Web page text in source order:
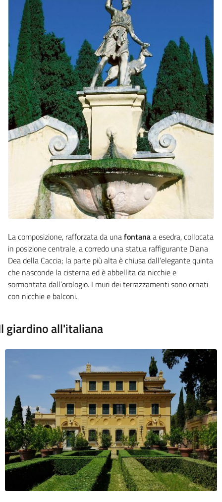
La composizione, rafforzata da unafontanaa esedra, collocata
in posizione centrale, a corredo una statua raffigurante Diana
Dea della Caccia; la parte più alta è chiusa dall’elegante quinta
che nasconde la cisterna ed è abbellita da nicchie e
sormontata dall’orologio. I muri dei terrazzamenti sono ornati
con nicchie e balconi.
giardino all'italiana